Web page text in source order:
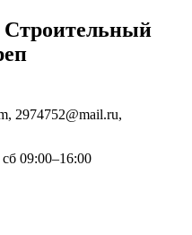
Строительный
2974752@mail.ru,
09:00–16:00